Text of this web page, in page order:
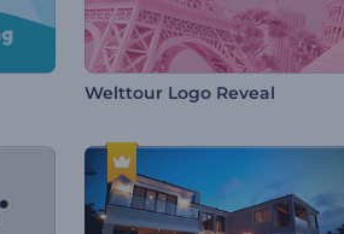
Welttour Logo Reveal